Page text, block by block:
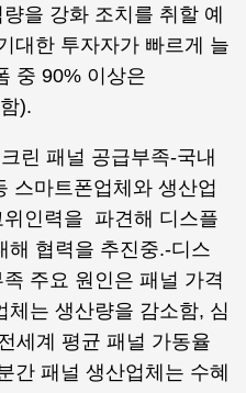
을 강화 조치를 취할 예
대한 투자자가 빠르게 늘
중 90% 이상은
).
린 패널 공급부족-국내
스마트폰업체와 생산업
인력을 파견해 디스플
해 협력을 추진중.-디스
주요 원인은 패널 가격
체는 생산량을 감소함, 심
세계 평균 패널 가동율
간 패널 생산업체는 수혜